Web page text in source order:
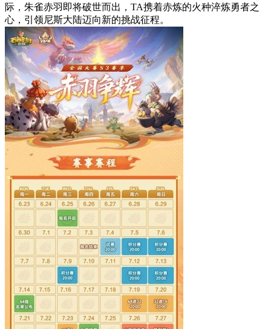
际，朱雀赤羽即将破世而出，TA携着赤炼的火种淬炼勇者之
心，引领尼斯大陆迈向新的挑战征程。